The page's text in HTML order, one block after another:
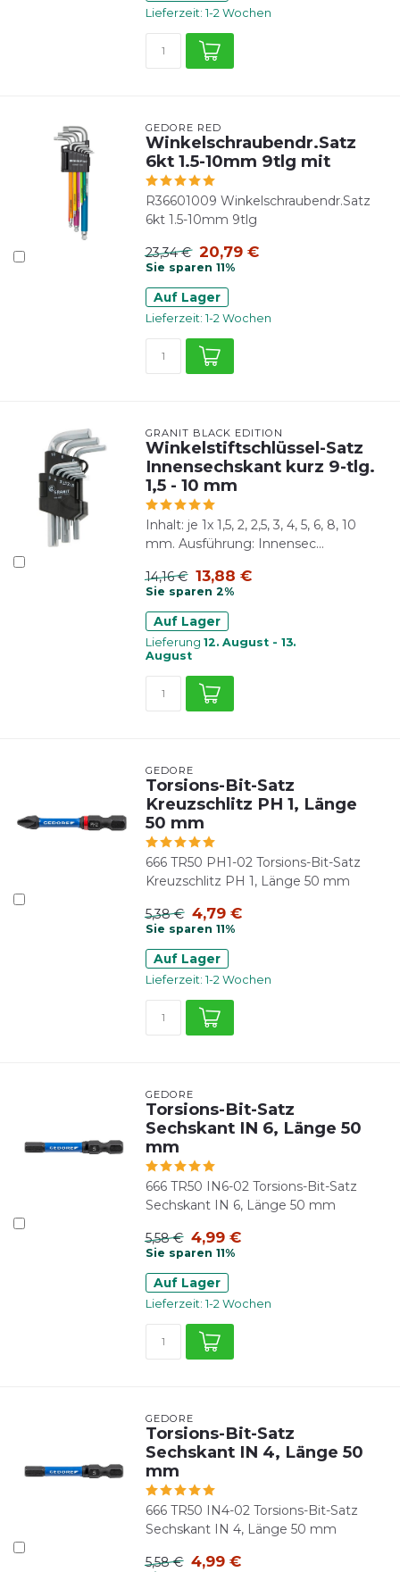
Lieferzeit: 1-2 Wochen
GEDORE RED
Winkelschraubendr.Satz
6kt 1.5-10mm 9tlg mit
R36601009 Winkelschraubendr.Satz
6kt 1.5-10mm 9tlg
23,34 € 20,79 €
Sie sparen 11%
Auf Lager
Lieferzeit: 1-2 Wochen
GRANIT BLACK EDITION
Winkelstiftschlüssel-Satz
Innensechskant kurz 9-tlg.
1,5 - 10 mm
Inhalt: je 1x 1,5, 2, 2,5, 3, 4, 5, 6, 8, 10
mm. Ausführung: Innensec...
14,16 € 13,88 €
Sie sparen 2%
Auf Lager
Lieferung 12. August - 13.
August
GEDORE
Torsions-Bit-Satz
Kreuzschlitz PH 1, Länge
50 mm
666 TR50 PH1-02 Torsions-Bit-Satz
Kreuzschlitz PH 1, Länge 50 mm
5,38 € 4,79 €
Sie sparen 11%
Auf Lager
Lieferzeit: 1-2 Wochen
GEDORE
Torsions-Bit-Satz
Sechskant IN 6, Länge 50
mm
666 TR50 IN6-02 Torsions-Bit-Satz
Sechskant IN 6, Länge 50 mm
5,58 € 4,99 €
Sie sparen 11%
Auf Lager
Lieferzeit: 1-2 Wochen
GEDORE
Torsions-Bit-Satz
Sechskant IN 4, Länge 50
mm
666 TR50 IN4-02 Torsions-Bit-Satz
Sechskant IN 4, Länge 50 mm
5,58 € 4,99 €